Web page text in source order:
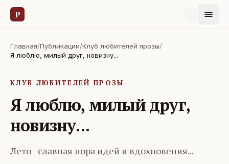
Р
Главная/Публикации/Клуб любителей прозы/
Я люблю, милый друг, новизну...
КЛУБ ЛЮБИТЕЛЕЙ ПРОЗЫ
Я люблю, милый друг,
новизну...
Лето - славная пора идей и вдохновения...